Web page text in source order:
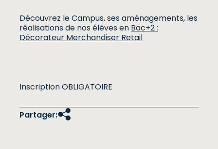
Découvrez le Campus, ses aménagements, les
réalisations de nos élèves en Bac+2 :
Décorateur Merchandiser Retail
Inscription OBLIGATOIRE
Partager: